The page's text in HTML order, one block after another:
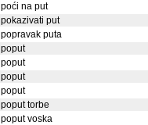
poći na put
pokazivati put
popravak puta
poput
poput
poput
poput
poput torbe
poput voska